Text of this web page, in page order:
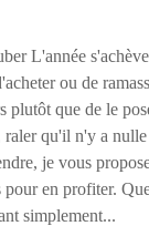
L'année
ou de
plutôt que de le
raler qu'il n'y a
je vous
pour en profiter.
simplement...